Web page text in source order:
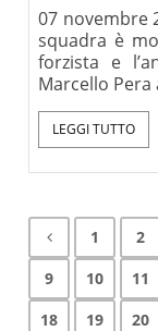
07 novembre
squadra è
forzista e
Marcello Pera
LEGGI TUTTO
1 2
9
10 11
18
19 20